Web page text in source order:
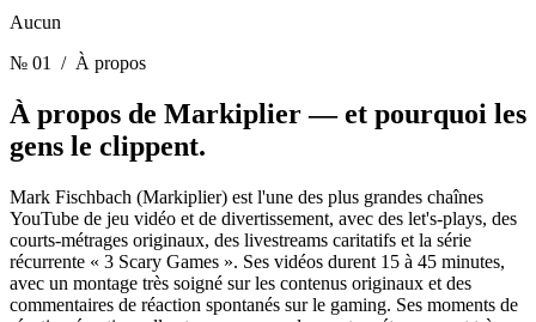
Aucun
№ 01
/ À propos
À propos de Markiplier —et pourquoi les
gens le clippent.
Mark Fischbach (Markiplier) est l'une des plus grandes chaînes
YouTube de jeu vidéo et de divertissement, avec des let's-plays, des
courts-métrages originaux, des livestreams caritatifs et la série
récurrente « 3 Scary Games ». Ses vidéos durent 15 à 45 minutes,
avec un montage très soigné sur les contenus originaux et des
commentaires de réaction spontanés sur le gaming. Ses moments de